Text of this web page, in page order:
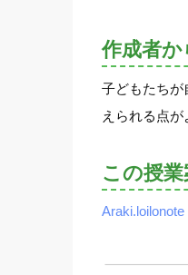
作成者
子どもたちが
えられる点が
この授
Araki.loilonote